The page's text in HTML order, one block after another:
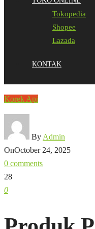
Tokopedia
Shopee
Lazada
KONTAK
Korek Api
By Admin
OnOctober 24, 2025
0 comments
28
0